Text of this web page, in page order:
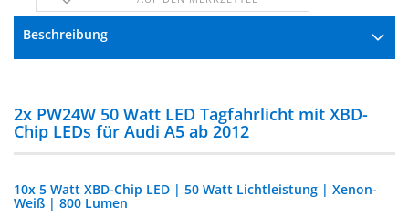
Beschreibung
2x PW24W 50 Watt LED Tagfahrlicht mit XBD-
Chip LEDs für Audi A5 ab 2012
10x 5 Watt XBD-Chip LED | 50 Watt Lichtleistung | Xenon-
Weiß | 800 Lumen